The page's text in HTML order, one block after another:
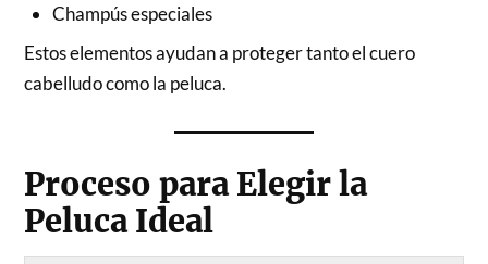
Champús especiales
Estos elementos ayudan a proteger tanto el cuero
cabelludo como la peluca.
Proceso para Elegir la
Peluca Ideal